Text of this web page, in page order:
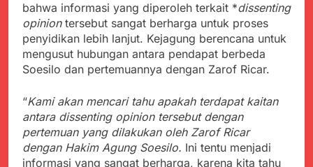
Edaran Disdik Jabar
Nasional TKBM: “Belum
Ada Keputusan Resmi”
Agustus 3, 2026
Menjelajahi Potensi
Alam dan Kehangatan
Gotong Royong di
Desa Sukakersa
Agustus 3, 2026
Korban Tenggelam di
Perairan Giligenting
Pastikan Penanganan
Berjalan Sesuai
Prosedur
Agustus 3, 2026
Kapolresta Sumenep
Sambut Kedatangan
Korban Evakuasi KM
Mutiara Sentosa 2 di
Pelabuhan Kalianget
Agustus 3, 2026
Bukti Transfer dan Janji
bahwa informasi yang diperoleh terkait *dissenting
opiniontersebut sangat berharga untuk proses
penyidikan lebih lanjut. Kejagung berencana untuk
mengusut hubungan antara pendapat berbeda
Soesilo dan pertemuannya dengan Zarof Ricar.
“Kami akan mencari tahu apakah terdapat kaitan
antara dissenting opinion tersebut dengan
pertemuan yang dilakukan oleh Zarof Ricar
dengan Hakim Agung Soesilo. Ini tentu menjadi
informasi yang sangat berharga, karena kita tahu